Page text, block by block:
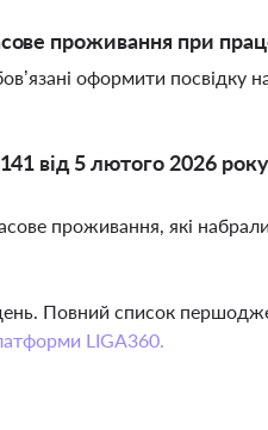
проживання при
оформити посвідку
від 5 лютого 2026
проживання, які
Повний список
LIGA360.